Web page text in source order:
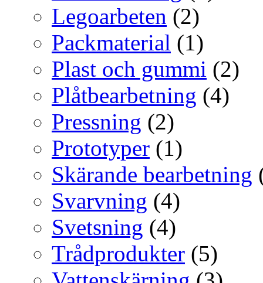
Legoarbeten (2)
Packmaterial (1)
Plast och gummi (2)
Plåtbearbetning (4)
Pressning (2)
Prototyper (1)
Skärande bearbetning
Svarvning (4)
Svetsning (4)
Trådprodukter (5)